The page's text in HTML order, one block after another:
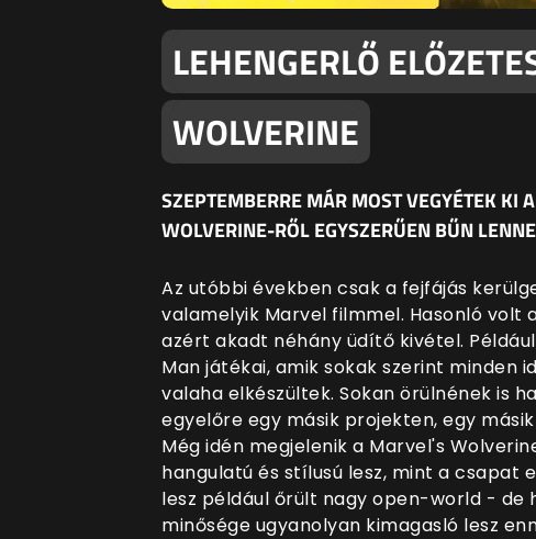
LEHENGERLŐ
WOLVERINE
SZEPTEMBERRE MÁR MOST VEGYÉTEK KI
WOLVERINE-RŐL EGYSZERŰEN BŰN
Az utóbbi években csak a fejfájás
valamelyik Marvel filmmel. Hasonló
azért akadt néhány üdítő kivétel.
Man játékai, amik sokak szerint minden
valaha elkészültek. Sokan örülnének is
egyelőre egy másik projekten, egy
Még idén megjelenik a Marvel's
hangulatú és stílusú lesz, mint a
lesz például őrült nagy open-world - de
minősége ugyanolyan kimagasló lesz